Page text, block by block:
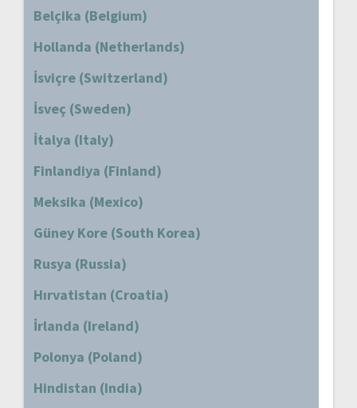
Belçika (Belgium)
Hollanda (Netherlands)
İsviçre (Switzerland)
İsveç (Sweden)
İtalya (Italy)
Finlandiya (Finland)
Meksika (Mexico)
Güney Kore (South Korea)
Rusya (Russia)
Hırvatistan (Croatia)
İrlanda (Ireland)
Polonya (Poland)
Hindistan (India)